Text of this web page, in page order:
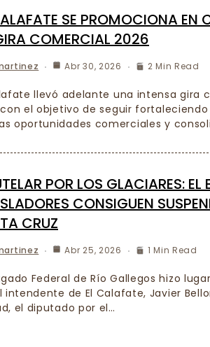
SE PROMOCIONA EN
COMERCIAL 2026
Abr 30, 2026 2 Min Read
llevó adelante una intensa gira
el objetivo de seguir
oportunidades comerciales y
POR LOS GLACIARES:
CONSIGUEN
CRUZ
Abr 25, 2026 1 Min Read
Federal de Río Gallegos hizo
intendente de El Calafate, Javier
el diputado por el…